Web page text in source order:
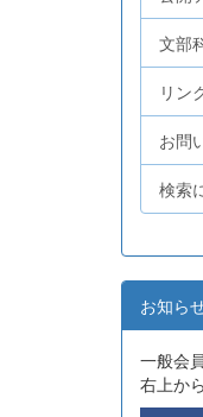
文部
リン
お問
検索
お知ら
一般会
右上か